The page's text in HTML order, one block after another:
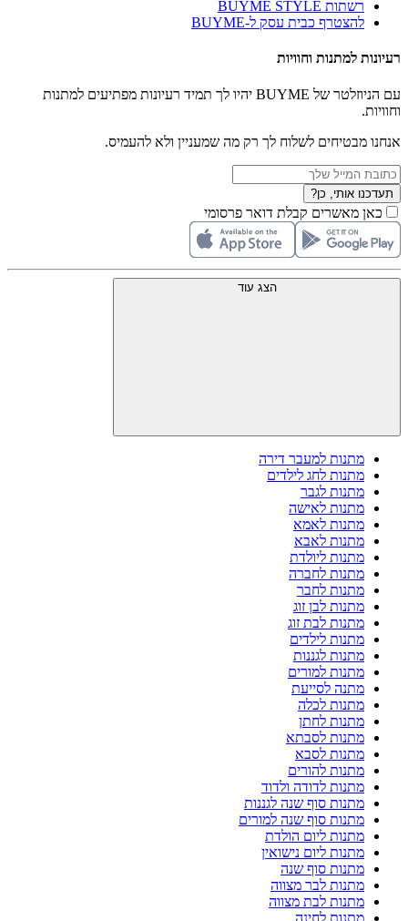
רשתות BUYME STYLE
להצטרף כבית עסק ל-BUYME
רעיונות למתנות וחוויות
עם הניוזלטר של BUYME יהיו לך תמיד רעיונות מפתיעים למתנות
וחוויות.
אנחנו מבטיחים לשלוח לך רק מה שמעניין ולא להעמיס.
תעדכנו אותי, כן?
כאן מאשרים קבלת דואר פרסומי
הצג עוד
מתנות למעבר דירה
מתנות לחג לילדים
מתנות לגבר
מתנות לאישה
מתנות לאמא
מתנות לאבא
מתנות ליולדת
מתנות לחברה
מתנות לחבר
מתנות לבן זוג
מתנות לבת זוג
מתנות לילדים
מתנות לגננות
מתנות למורים
מתנה לסייעת
מתנות לכלה
מתנות לחתן
מתנות לסבתא
מתנות לסבא
מתנות להורים
מתנות לדודה ולדוד
מתנות סוף שנה לגננות
מתנות סוף שנה למורים
מתנות ליום הולדת
מתנות ליום נישואין
מתנות סוף שנה
מתנות לבר מצווה
מתנות לבת מצווה
מתנות לחינה